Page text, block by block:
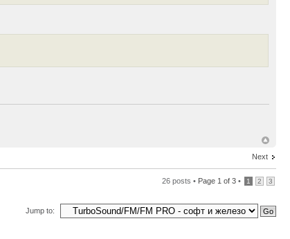
Next
26 posts • Page 1 of 3 • 1 2 3
Jump to: